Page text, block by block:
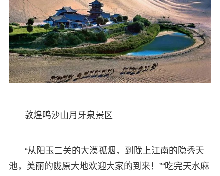
敦煌鸣沙山月牙泉景区
“从阳玉二关的大漠孤烟，到陇上江南的隐秀天
池，美丽的陇原大地欢迎大家的到来！”“吃完天水麻